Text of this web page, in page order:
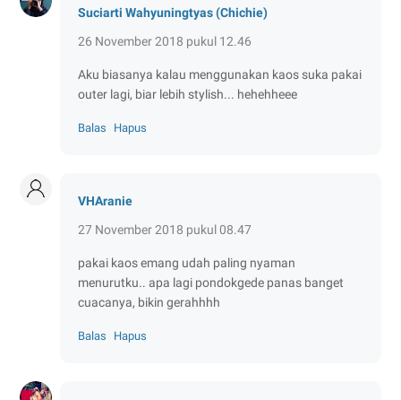
Suciarti Wahyuningtyas (Chichie)
26 November 2018 pukul 12.46
Aku biasanya kalau menggunakan kaos suka pakai
outer lagi, biar lebih stylish... hehehheee
Balas Hapus
VHAranie
27 November 2018 pukul 08.47
pakai kaos emang udah paling nyaman
menurutku.. apa lagi pondokgede panas banget
cuacanya, bikin gerahhhh
Balas Hapus